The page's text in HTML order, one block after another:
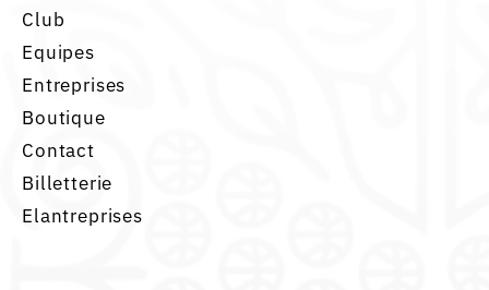
Club
Equipes
Entreprises
Boutique
Contact
Billetterie
Elantreprises